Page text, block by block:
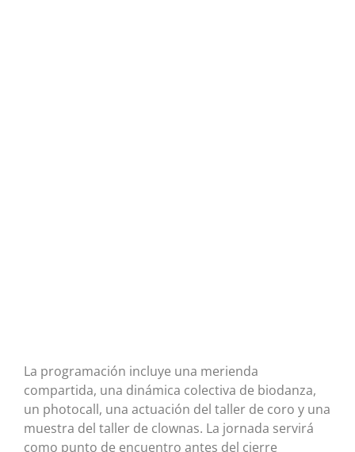
La programación incluye una merienda
compartida, una dinámica colectiva de biodanza,
un photocall, una actuación del taller de coro y una
muestra del taller de clownas. La jornada servirá
como punto de encuentro antes del cierre